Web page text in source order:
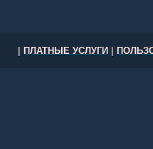
| ПЛАТНЫЕ УСЛУГИ |